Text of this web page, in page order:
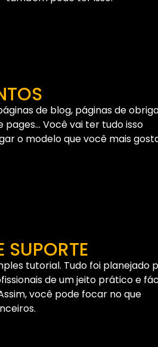
de blog, páginas de
Você vai ter tudo isso
o modelo que você mais
SUPORTE
tutorial. Tudo foi planejado
de um jeito prático e
você pode focar no que